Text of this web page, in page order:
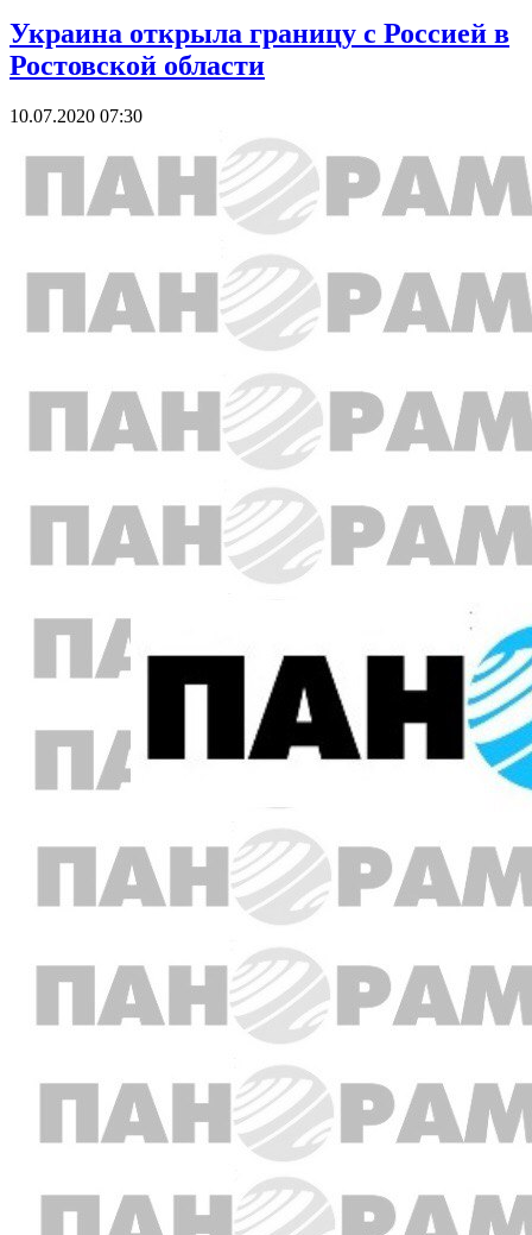
Украина открыла границу с Россией в
Ростовской области
10.07.2020 07:30